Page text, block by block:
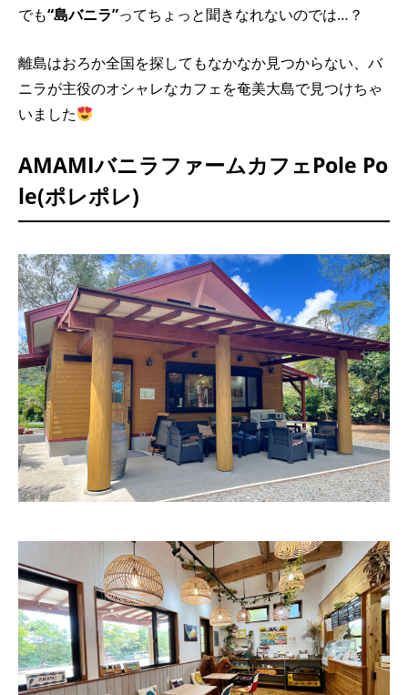
でも“島バニラ”ってちょっと聞きなれないのでは…？
離島はおろか全国を探してもなかなか見つからない、バ
ニラが主役のオシャレなカフェを奄美大島で見つけちゃ
いました
AMAMIバニラファームカフェPole Po
le(ポレポレ)